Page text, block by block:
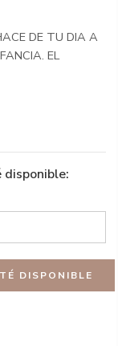
DE TU DIA A
EL